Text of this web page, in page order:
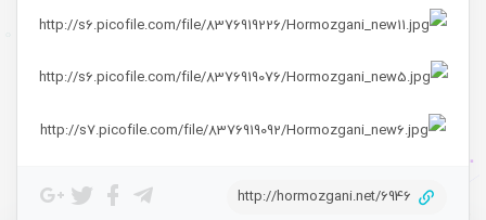
http://hormozgani.net/6946